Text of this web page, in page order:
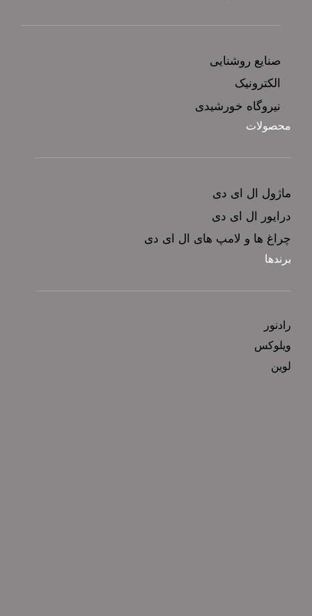
برندها
رادنور
ویلوکس
لوین
محصولات
ماژول ال ای دی
درایور ال ای دی
چراغ ها و لامپ های ال ای دی
صنایع روشنایی
الکترونیک
نیروگاه خورشیدی